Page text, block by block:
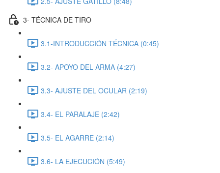
3- TÉCNICA DE TIRO
3.1-INTRODUCCIÓN TÉCNICA (0:45)
3.2- APOYO DEL ARMA (4:27)
3.3- AJUSTE DEL OCULAR (2:19)
3.4- EL PARALAJE (2:42)
3.5- EL AGARRE (2:14)
3.6- LA EJECUCIÓN (5:49)